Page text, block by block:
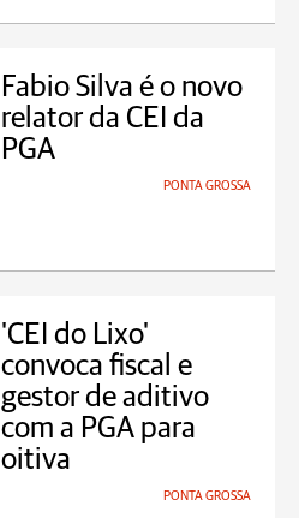
Fabio Silva é o novo
relator da CEI da
PGA
PONTA GROSSA
'CEI do Lixo'
convoca fiscal e
gestor de aditivo
com a PGA para
oitiva
PONTA GROSSA